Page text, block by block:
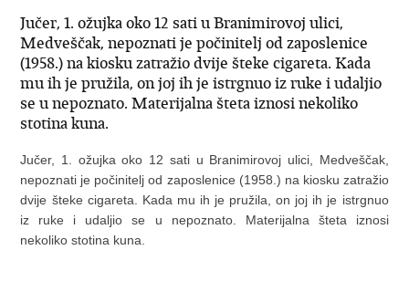
Jučer, 1. ožujka oko 12 sati u Branimirovoj ulici,
Medveščak, nepoznati je počinitelj od zaposlenice
(1958.) na kiosku zatražio dvije šteke cigareta. Kada
mu ih je pružila, on joj ih je istrgnuo iz ruke i udaljio
se u nepoznato. Materijalna šteta iznosi nekoliko
stotina kuna.
Jučer, 1. ožujka oko 12 sati u Branimirovoj ulici, Medveščak,
nepoznati je počinitelj od zaposlenice (1958.) na kiosku zatražio
dvije šteke cigareta. Kada mu ih je pružila, on joj ih je istrgnuo
iz ruke i udaljio se u nepoznato. Materijalna šteta iznosi
nekoliko stotina kuna.